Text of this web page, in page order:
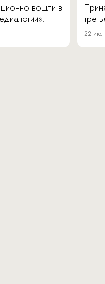
вошли в
22